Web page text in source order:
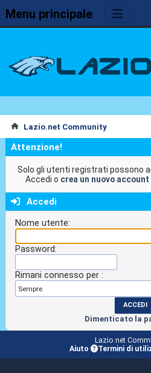
Menu principale
Lazio.net Community
Attenzione!
Solo gli utenti registrati possono
Accedi o crea un nuovo account
Accedi
Nome utente:
Password:
Rimani connesso per :
Dimenticato la
Lazio.net
Aiuto
Termini di